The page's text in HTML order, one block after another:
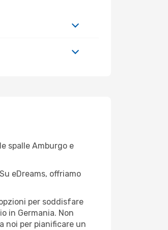
spalle Amburgo e
eDreams, offriamo
per soddisfare
in Germania. Non
noi per pianificare un